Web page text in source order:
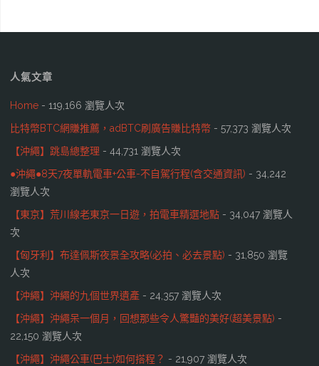
人氣文章
Home - 119,166 瀏覽人次
比特幣BTC網賺推薦，adBTC刷廣告賺比特幣 - 57,373 瀏覽人次
【沖繩】跳島總整理 - 44,731 瀏覽人次
●沖繩●8天7夜單軌電車+公車-不自駕行程(含交通資訊) - 34,242
瀏覽人次
【東京】荒川線老東京一日遊，拍電車精選地點 - 34,047 瀏覽人
次
【匈牙利】布達佩斯夜景全攻略(必拍、必去景點) - 31,850 瀏覽
人次
【沖繩】沖繩的九個世界遺產 - 24,357 瀏覽人次
【沖繩】沖繩呆一個月，回想那些令人驚豔的美好(超美景點) -
22,150 瀏覽人次
【沖繩】沖繩公車(巴士)如何搭程？ - 21,907 瀏覽人次